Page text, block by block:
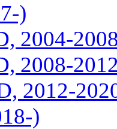
)
2004-
2008-
2012-
)